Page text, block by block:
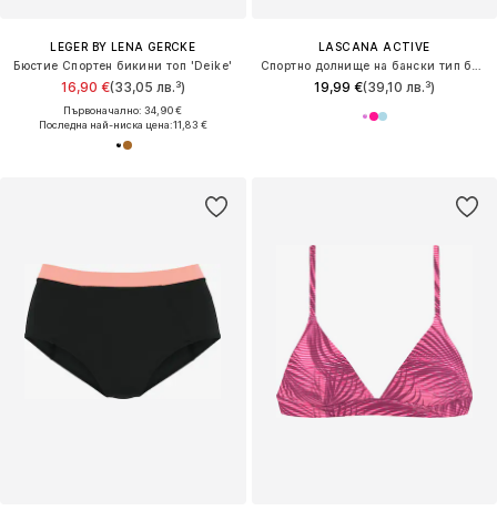
LEGER BY LENA GERCKE
Бюстие Спортен бикини топ 'Deike'
16,90 €(33,05 лв.³)
Първоначално: 34,90 €
Последна най-ниска цена:11,83 €
LASCANA ACTIVE
19,99 €(39,10 лв.³)